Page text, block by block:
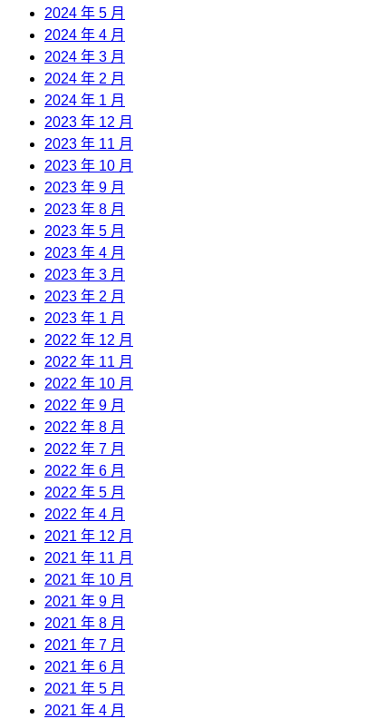
2024 年 5 月
2024 年 4 月
2024 年 3 月
2024 年 2 月
2024 年 1 月
2023 年 12 月
2023 年 11 月
2023 年 10 月
2023 年 9 月
2023 年 8 月
2023 年 5 月
2023 年 4 月
2023 年 3 月
2023 年 2 月
2023 年 1 月
2022 年 12 月
2022 年 11 月
2022 年 10 月
2022 年 9 月
2022 年 8 月
2022 年 7 月
2022 年 6 月
2022 年 5 月
2022 年 4 月
2021 年 12 月
2021 年 11 月
2021 年 10 月
2021 年 9 月
2021 年 8 月
2021 年 7 月
2021 年 6 月
2021 年 5 月
2021 年 4 月